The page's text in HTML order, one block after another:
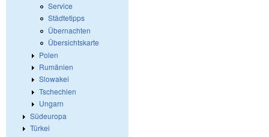
Service
Städtetipps
Übernachten
Übersichtskarte
Polen
Rumänien
Slowakei
Tschechien
Ungarn
Südeuropa
Türkei